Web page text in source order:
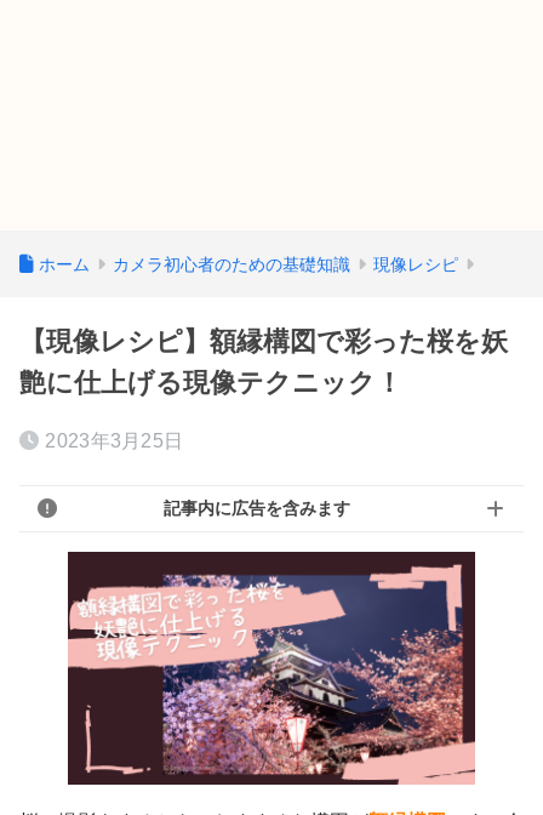
ホーム カメラ初心者のための基礎知識 現像レシピ
【現像レシピ】額縁構図で彩った桜を妖
艶に仕上げる現像テクニック！
2023年3月25日
記事内に広告を含みます